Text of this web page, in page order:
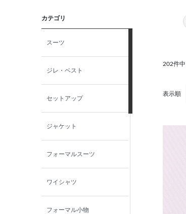
カテゴリ
スーツ
ジレ・ベスト
セットアップ
ジャケット
フォーマルスーツ
ワイシャツ
フォーマル小物
202件中
表示順